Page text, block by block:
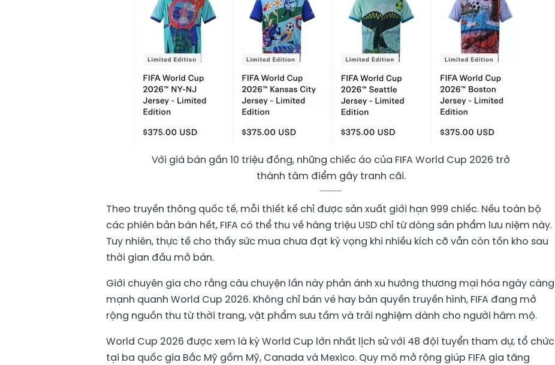
Với giá bán gần 10 triệu đồng, những chiếc áo của FIFA World Cup 2026 trở
thành tâm điểm gây tranh cãi.
Theo truyền thông quốc tế, mỗi thiết kế chỉ được sản xuất giới hạn 999 chiếc. Nếu toàn bộ
các phiên bản bán hết, FIFA có thể thu về hàng triệu USD chỉ từ dòng sản phẩm lưu niệm này.
Tuy nhiên, thực tế cho thấy sức mua chưa đạt kỳ vọng khi nhiều kích cỡ vẫn còn tồn kho sau
thời gian đầu mở bán.
Giới chuyên gia cho rằng câu chuyện lần này phản ánh xu hướng thương mại hóa ngày càng
mạnh quanh World Cup 2026. Không chỉ bán vé hay bản quyền truyền hình, FIFA đang mở
rộng nguồn thu từ thời trang, vật phẩm sưu tầm và trải nghiệm dành cho người hâm mộ.
World Cup 2026 được xem là kỳ World Cup lớn nhất lịch sử với 48 đội tuyển tham dự, tổ chức
tại ba quốc gia Bắc Mỹ gồm Mỹ, Canada và Mexico. Quy mô mở rộng giúp FIFA gia tăng